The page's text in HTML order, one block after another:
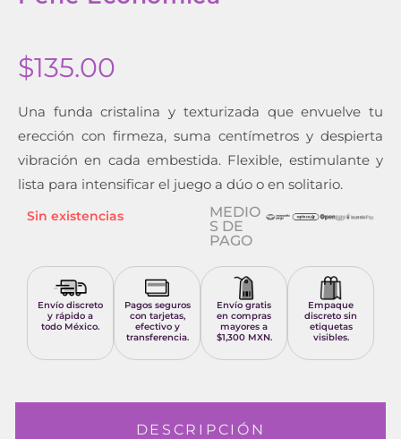
$135.00
Una funda cristalina y texturizada que envuelve tu
erección con firmeza, suma centímetros y despierta
vibración en cada embestida. Flexible, estimulante y
lista para intensificar el juego a dúo o en solitario.
Sin existencias
MEDIO
S DE
PAGO
Envío discreto
y rápido a
todo México.
Pagos seguros
con tarjetas,
efectivo y
transferencia.
Envío gratis
en compras
mayores a
$1,300 MXN.
Empaque
discreto sin
etiquetas
visibles.
DESCRIPCIÓN